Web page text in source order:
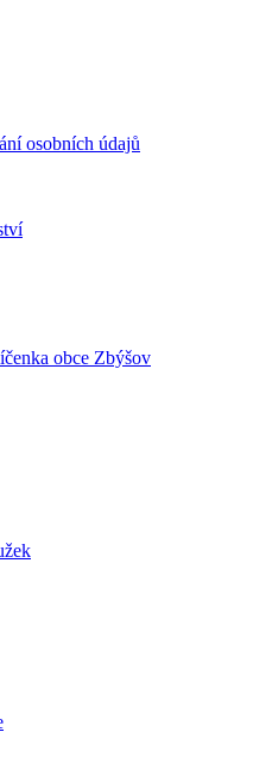
osobních údajů
obce Zbýšov